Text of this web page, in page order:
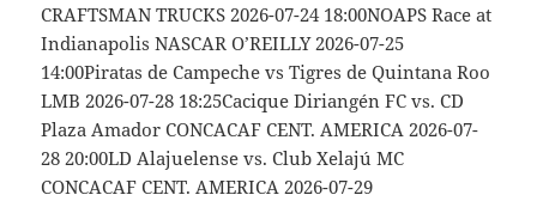
CRAFTSMAN TRUCKS 2026-07-24 18:00NOAPS Race at
Indianapolis NASCAR O’REILLY 2026-07-25
14:00Piratas de Campeche vs Tigres de Quintana Roo
LMB 2026-07-28 18:25Cacique Diriangén FC vs. CD
Plaza Amador CONCACAF CENT. AMERICA 2026-07-
28 20:00LD Alajuelense vs. Club Xelajú MC
CONCACAF CENT. AMERICA 2026-07-29